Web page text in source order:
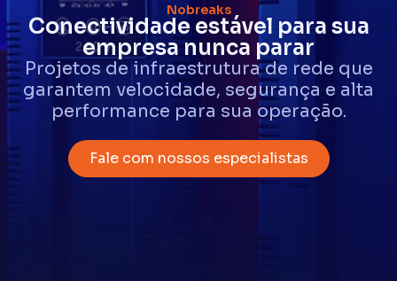
Nobreaks
Conectividade estável para sua
empresa nunca parar
Projetos de infraestrutura de rede que
garantem velocidade, segurança e alta
performance para sua operação.
Fale com nossos especialistas